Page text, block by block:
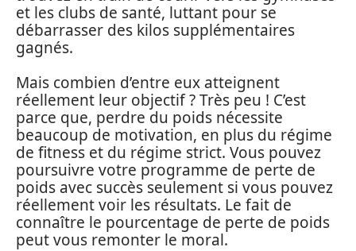
et les clubs de santé, luttant pour se
débarrasser des kilos supplémentaires
gagnés.
Mais combien d’entre eux atteignent
réellement leur objectif ? Très peu ! C’est
parce que, perdre du poids nécessite
beaucoup de motivation, en plus du régime
de fitness et du régime strict. Vous pouvez
poursuivre votre programme de perte de
poids avec succès seulement si vous pouvez
réellement voir les résultats. Le fait de
connaître le pourcentage de perte de poids
peut vous remonter le moral.